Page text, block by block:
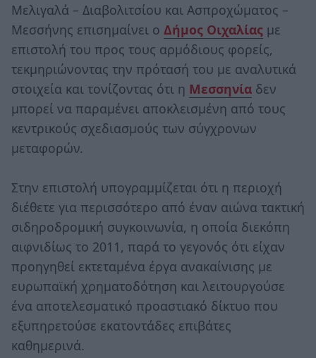
Μελιγαλά – Διαβολιτσίου και Ασπροχώματος –
Μεσσήνης επισημαίνει ο Δήμος Οιχαλίας με
επιστολή του προς τους αρμόδιους φορείς,
τεκμηριώνοντας την πρότασή του με αναλυτικά
στοιχεία και τονίζοντας ότι η Μεσσηνία δεν
μπορεί να παραμένει αποκλεισμένη από τους
κεντρικούς σχεδιασμούς των σύγχρονων
μεταφορών.
Στην επιστολή υπογραμμίζεται ότι η περιοχή
διέθετε για περισσότερο από έναν αιώνα τακτική
σιδηροδρομική συγκοινωνία, η οποία διεκόπη
αιφνιδίως το 2011, παρά το γεγονός ότι είχαν
προηγηθεί εκτεταμένα έργα ανακαίνισης με
ευρωπαϊκή χρηματοδότηση και λειτουργούσε
ένα αποτελεσματικό προαστιακό δίκτυο που
εξυπηρετούσε εκατοντάδες επιβάτες
καθημερινά.